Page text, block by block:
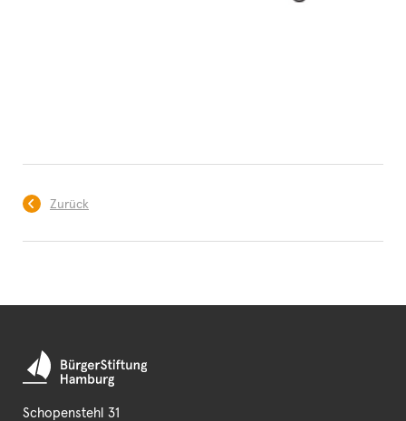
Zurück
Schopenstehl 31